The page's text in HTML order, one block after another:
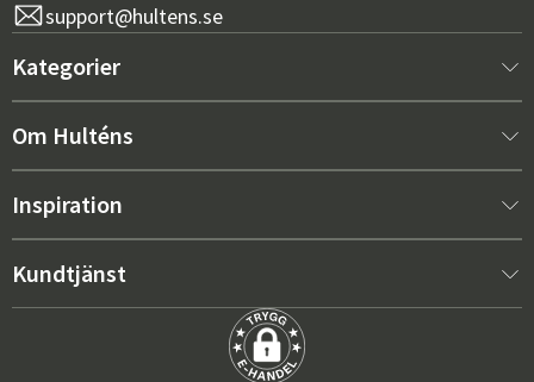
support@hultens.se
Kategorier
Nytt hos oss
Inredning
Utemöbler
Om Hulténs
Om Hulténs
Säljavdelning
Inspiration
Bästsäljare
Trendspaning: Utemöbler 2026
Kundtjänst